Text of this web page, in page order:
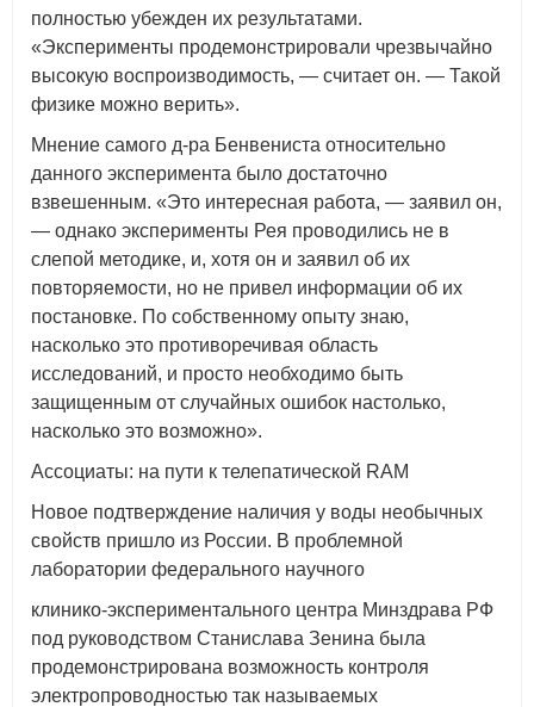
полностью убежден их результатами.
«Эксперименты продемонстрировали чрезвычайно
высокую воспроизводимость, — считает он. — Такой
физике можно верить».
Мнение самого д-ра Бенвениста относительно
данного эксперимента было достаточно
взвешенным. «Это интересная работа, — заявил он,
— однако эксперименты Рея проводились не в
слепой методике, и, хотя он и заявил об их
повторяемости, но не привел информации об их
постановке. По собственному опыту знаю,
насколько это противоречивая область
исследований, и просто необходимо быть
защищенным от случайных ошибок настолько,
насколько это возможно».
Ассоциаты: на пути к телепатической RAM
Новое подтверждение наличия у воды необычных
свойств пришло из России. В проблемной
лаборатории федерального научного
клинико-экспериментального центра Минздрава РФ
под руководством Станислава Зенина была
продемонстрирована возможность контроля
электропроводностью так называемых